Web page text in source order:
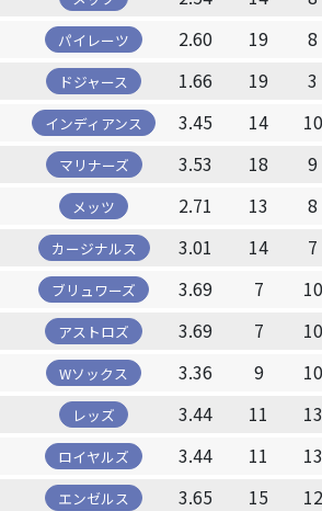
パイレーツ 2.60 19 8
ドジャース 1.66 19 3
インディアンス 3.45 14 10
マリナーズ 3.53 18 9
メッツ 2.71 13 8
カージナルス 3.01 14 7
ブリュワーズ 3.69 7 10
アストロズ 3.69 7 10
Wソックス 3.36 9 10
レッズ 3.44 11 13
ロイヤルズ 3.44 11 13
エンゼルス 3.65 15 12